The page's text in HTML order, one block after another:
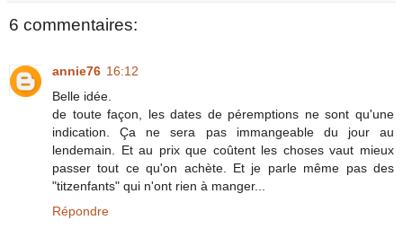
6 commentaires:
annie76 16:12
Belle idée.
de toute façon, les dates de péremptions ne sont qu'une
indication. Ça ne sera pas immangeable du jour au
lendemain. Et au prix que coûtent les choses vaut mieux
passer tout ce qu'on achète. Et je parle même pas des
"titzenfants" qui n'ont rien à manger...
Répondre